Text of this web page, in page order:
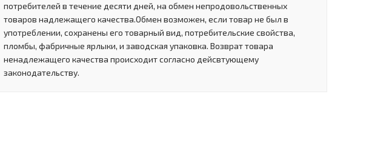
потребителей в течение десяти дней, на обмен непродовольственных
товаров надлежащего качества.Обмен возможен, если товар не был в
употреблении, сохранены его товарный вид, потребительские свойства,
пломбы, фабричные ярлыки, и заводская упаковка. Возврат товара
ненадлежащего качества происходит согласно дейсвтующему
законодательству.